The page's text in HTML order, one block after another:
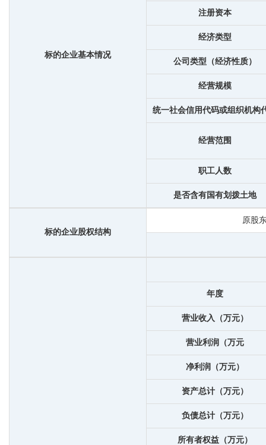
标的企业基本情况
注册资本
经济类型
公司类型（经济性质）
经营规模
统一社会信用代码或组织机构
经营范围
职工人数
是否含有国有划拨土地
标的企业股权结构
原股
年度
营业收入（万元）
营业利润（万元
净利润（万元）
资产总计（万元）
负债总计（万元）
所有者权益（万元）